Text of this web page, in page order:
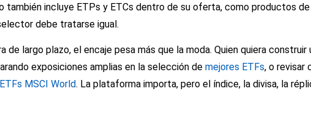
también incluye ETPs y ETCs dentro de su oferta, como productos
debe tratarse igual.
de largo plazo, el encaje pesa más que la moda. Quien quiera
exposiciones amplias en la selección de mejores ETFs, o revisar
ETFs MSCI World. La plataforma importa, pero el índice, la divisa, la